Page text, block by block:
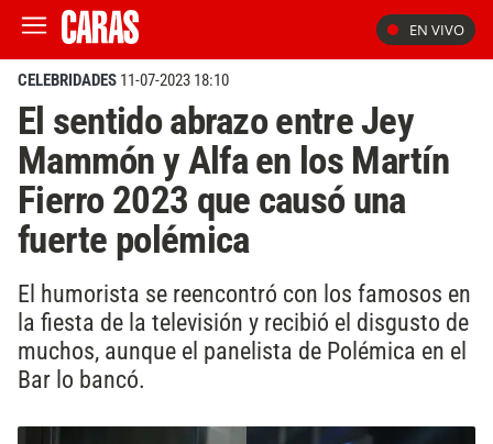
EN VIVO
CELEBRIDADES 11-07-2023 18:10
El sentido abrazo entre Jey
Mammón y Alfa en los Martín
Fierro 2023 que causó una
fuerte polémica
El humorista se reencontró con los famosos en
la fiesta de la televisión y recibió el disgusto de
muchos, aunque el panelista de Polémica en el
Bar lo bancó.